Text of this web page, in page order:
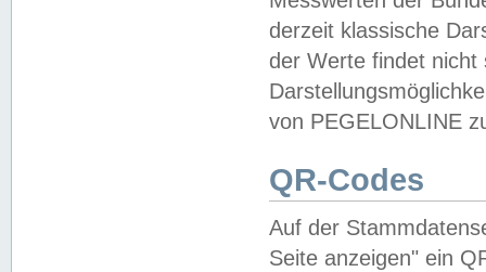
derzeit klassische
der Werte findet
von PEGELONLINE
QR-Codes
Auf der
Seite anzeigen" ein